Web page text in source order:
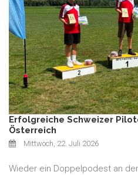
Erfolgreiche Schweizer
Österreich
Mittwoch, 22. Juli 2026
Wieder ein Doppelpodest an